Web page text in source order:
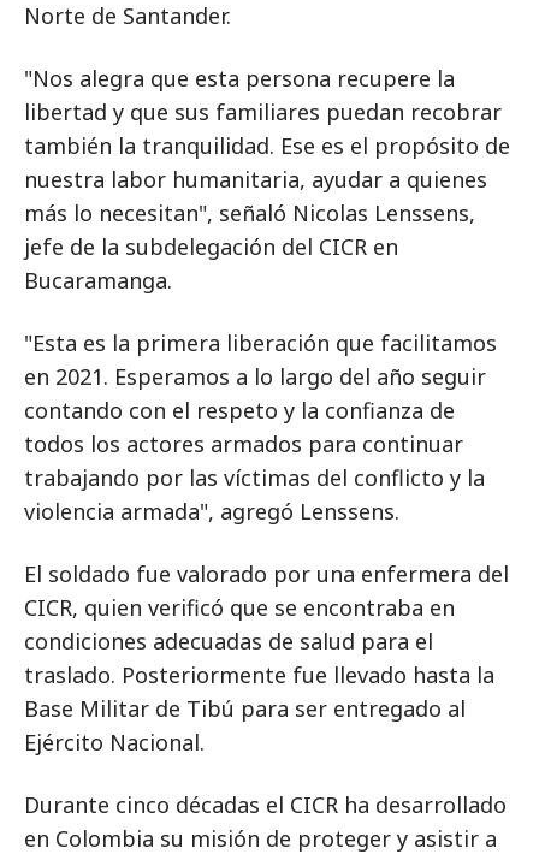
Norte de Santander.
"Nos alegra que esta persona recupere la
libertad y que sus familiares puedan recobrar
también la tranquilidad. Ese es el propósito de
nuestra labor humanitaria, ayudar a quienes
más lo necesitan", señaló Nicolas Lenssens,
jefe de la subdelegación del CICR en
Bucaramanga.
"Esta es la primera liberación que facilitamos
en 2021. Esperamos a lo largo del año seguir
contando con el respeto y la confianza de
todos los actores armados para continuar
trabajando por las víctimas del conflicto y la
violencia armada", agregó Lenssens.
El soldado fue valorado por una enfermera del
CICR, quien verificó que se encontraba en
condiciones adecuadas de salud para el
traslado. Posteriormente fue llevado hasta la
Base Militar de Tibú para ser entregado al
Ejército Nacional.
Durante cinco décadas el CICR ha desarrollado
en Colombia su misión de proteger y asistir a